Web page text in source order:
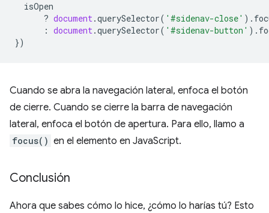
isOpen
? document.querySelector( '#sidenav-close' ).
: document.querySelector( '#sidenav-button' ).
})
Cuando se abra la navegación lateral, enfoca el botón
de cierre. Cuando se cierre la barra de navegación
lateral, enfoca el botón de apertura. Para ello, llamo a
focus() en el elemento en JavaScript.
Conclusión
Ahora que sabes cómo lo hice, ¿cómo lo harías tú? Esto